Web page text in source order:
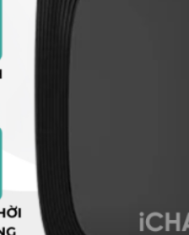
phẩm trong giỏ hàng.